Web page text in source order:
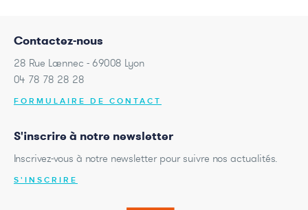
Contactez-nous
28 Rue Laennec - 69008 Lyon
04 78 78 28 28
FORMULAIRE DE CONTACT
S'inscrire à notre newsletter
Inscrivez-vous à notre newsletter pour suivre nos actualités.
S'INSCRIRE